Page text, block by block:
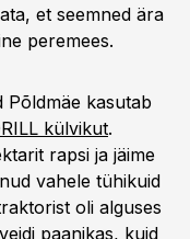
et seemned ära
peremees.
kasutab
külvikut.
rapsi ja jäime
vahele tühikuid
oli alguses
paanikas, kuid